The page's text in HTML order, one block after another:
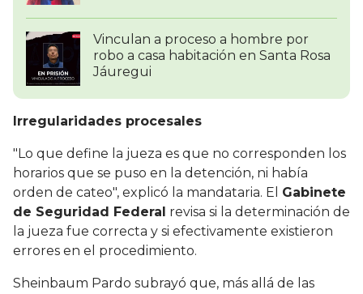
Vinculan a proceso a hombre por
robo a casa habitación en Santa Rosa
Jáuregui
Irregularidades procesales
"Lo que define la jueza es que no corresponden los
horarios que se puso en la detención, ni había
orden de cateo", explicó la mandataria. El Gabinete
de Seguridad Federal revisa si la determinación de
la jueza fue correcta y si efectivamente existieron
errores en el procedimiento.
Sheinbaum Pardo subrayó que, más allá de las